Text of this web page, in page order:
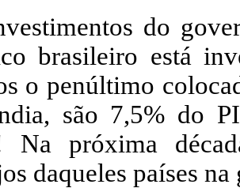
do
brasileiro está
o penúltimo
são 7,5% do
Na próxima
daqueles países